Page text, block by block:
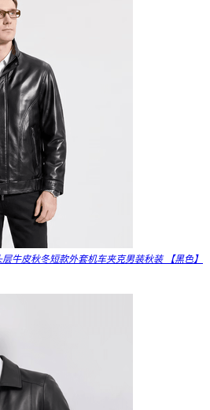
牛皮秋冬短款外套机车夹克男装秋装 【黑色】